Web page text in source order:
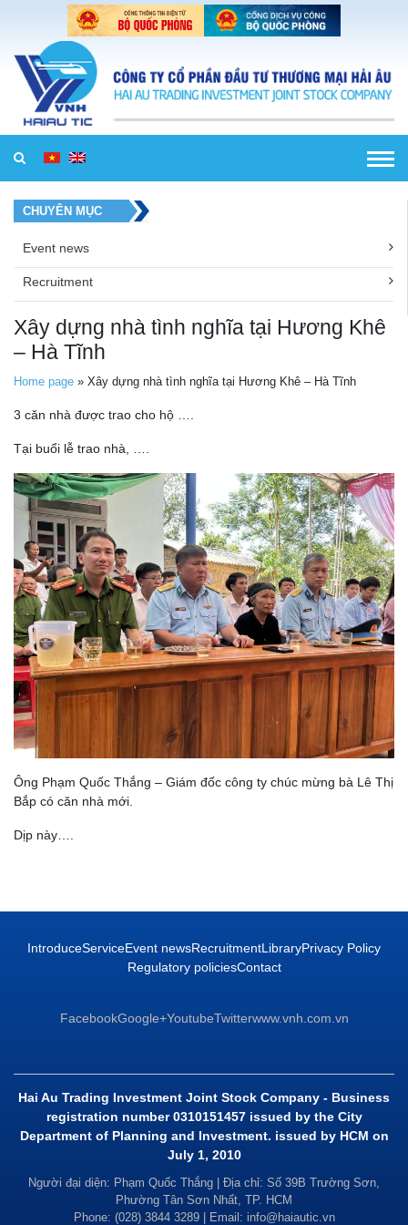
Skip to content
CHUYÊN MỤC
Event news
Recruitment
Xây dựng nhà tình nghĩa tại Hương Khê
– Hà Tĩnh
Home page » Xây dựng nhà tình nghĩa tại Hương Khê – Hà Tĩnh
3 căn nhà được trao cho hộ ….
Tại buổi lễ trao nhà, ….
Ông Phạm Quốc Thắng – Giám đốc công ty chúc mừng bà Lê Thị
Bắp có căn nhà mới.
Dịp này….
IntroduceServiceEvent newsRecruitmentLibraryPrivacy Policy
Regulatory policiesContact
FacebookGoogle+YoutubeTwitterwww.vnh.com.vn
Hai Au Trading Investment Joint Stock Company - Business
registration number 0310151457 issued by the City
Department of Planning and Investment. issued by HCM on
July 1, 2010
Người đại diện: Phạm Quốc Thắng | Địa chỉ: Số 39B Trường Sơn,
Phường Tân Sơn Nhất, TP. HCM
Phone: (028) 3844 3289 | Email: info@haiautic.vn